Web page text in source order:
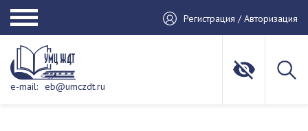
Регистрация / Авторизация
e-mail: eb@umczdt.ru